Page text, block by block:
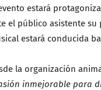
estará
el público asistente
estará conducida
la organización
inmejorable para